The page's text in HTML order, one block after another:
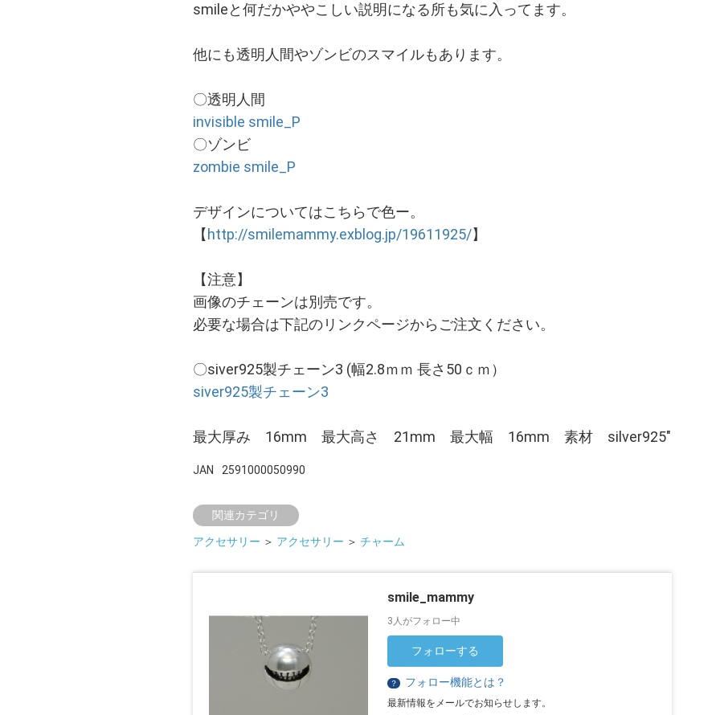
smileと何だかややこしい説明になる所も気に入ってます。
他にも透明人間やゾンビのスマイルもあります。
〇透明人間
invisible smile_P
〇ゾンビ
zombie smile_P
デザインについてはこちらで色ー。
【http://smilemammy.exblog.jp/19611925/】
【注意】
画像のチェーンは別売です。
必要な場合は下記のリンクページからご注文ください。
〇siver925製チェーン3 (幅2.8ｍｍ 長さ50ｃｍ）
siver925製チェーン3
最大厚み 16mm 最大高さ 21mm 最大幅 16mm 素材 silver925"
JAN 2591000050990
関連カテゴリ
アクセサリー ＞ アクセサリー ＞ チャーム
smile_mammy
3人がフォロー中
フォローする
？ フォロー機能とは？
最新情報をメールでお知らせします。